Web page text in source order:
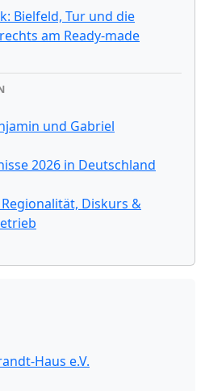
Bielfeld, Tur und die
am Ready-made
und Gabriel
2026 in Deutschland
Diskurs &
Haus e.V.